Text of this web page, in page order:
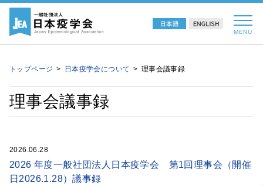
MENU
トップページ 日本疫学会について 理事会議事録
理事会議事録
2026.06.28
2026 年度一般社団法人日本疫学会 第1回理事会（開催
日2026.1.28）議事録